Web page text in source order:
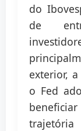
do
de
exterior,
o Fed